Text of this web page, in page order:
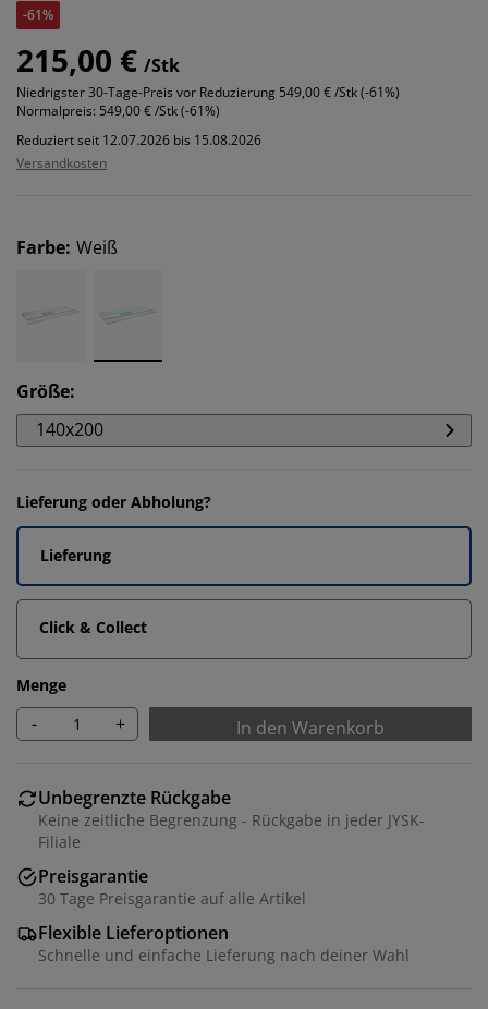
-61%
215,00 € /Stk
Niedrigster 30-Tage-Preis vor Reduzierung 549,00 € /Stk (-61%)
Normalpreis: 549,00 € /Stk (-61%)
Reduziert seit 12.07.2026 bis 15.08.2026
Versandkosten
Farbe: Weiß
Größe:
140x200
Lieferung oder Abholung?
Lieferung
Click & Collect
Menge
- + In den Warenkorb
Unbegrenzte Rückgabe
Keine zeitliche Begrenzung - Rückgabe in jeder JYSK-
Filiale
Preisgarantie
30 Tage Preisgarantie auf alle Artikel
Flexible Lieferoptionen
Schnelle und einfache Lieferung nach deiner Wahl